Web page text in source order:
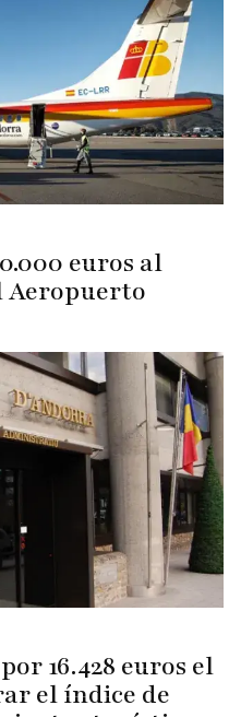
euros al
Aeropuerto
16.428 euros el
el índice de